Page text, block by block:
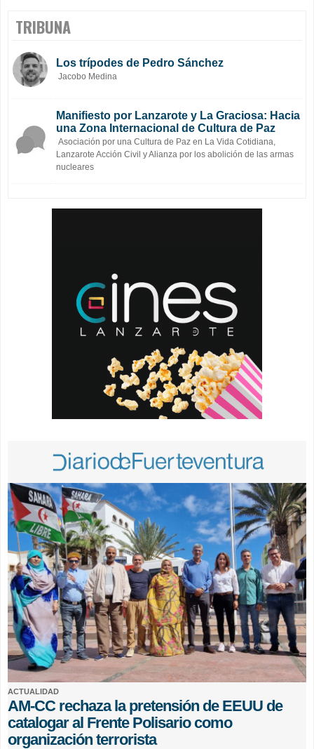
TRIBUNA
Los trípodes de Pedro Sánchez
Jacobo Medina
Manifiesto por Lanzarote y La Graciosa: Hacia
una Zona Internacional de Cultura de Paz
Asociación por una Cultura de Paz en La Vida Cotidiana,
Lanzarote Acción Civil y Alianza por los abolición de las armas
nucleares
ACTUALIDAD
AM-CC rechaza la pretensión de EEUU de
catalogar al Frente Polisario como
organización terrorista